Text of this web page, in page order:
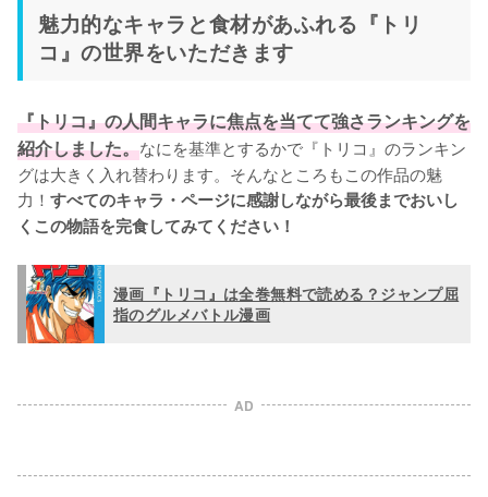
魅力的なキャラと食材があふれる『トリ
コ』の世界をいただきます
『トリコ』の人間キャラに焦点を当てて強さランキングを
紹介しました。なにを基準とするかで『トリコ』のランキン
グは大きく入れ替わります。そんなところもこの作品の魅
力！ すべてのキャラ・ページに感謝しながら最後までおいし
くこの物語を完食してみてください！
漫画『トリコ』は全巻無料で読める？ジャンプ屈
指のグルメバトル漫画
AD